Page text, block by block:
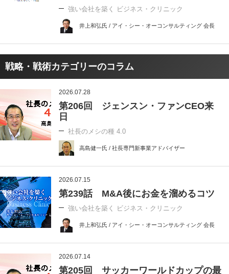
強い会社を築く ビジネス・クリニック
井上和弘氏 / アイ・シー・オーコンサルティング 会長
戦略・戦術カテゴリーのコラム
2026.07.28
第206回 ジェンスン・ファンCEO来
日
社長のメシの種 4.0
高島健一氏 / 社長専門新事業アドバイザー
2026.07.15
第239話 M&A後にお金を溜めるコツ
強い会社を築く ビジネス・クリニック
井上和弘氏 / アイ・シー・オーコンサルティング 会長
2026.07.14
第205回 サッカーワールドカップの最